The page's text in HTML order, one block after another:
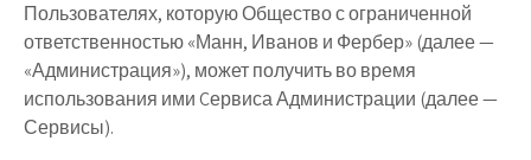
Пользователях, которую Общество с ограниченной
ответственностью «Манн, Иванов и Фербер» (далее —
«Администрация»), может получить во время
использования ими Cервиса Администрации (далее —
Сервисы).